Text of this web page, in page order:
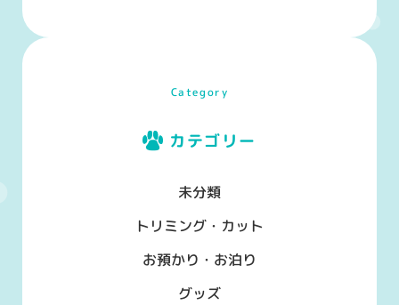
Category
カテゴリー
未分類
トリミング・カット
お預かり・お泊り
グッズ